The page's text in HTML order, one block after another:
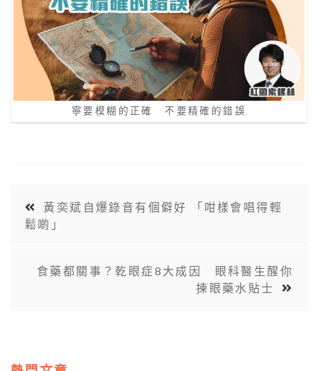
寧要模糊的正確 不要精確的錯誤
黃奕斌自爆錄音有個僻好 「咁樣會唱得輕
鬆啲」
食藥都關事？乾眼症8大成因 眼科醫生醒你
揀眼藥水貼士